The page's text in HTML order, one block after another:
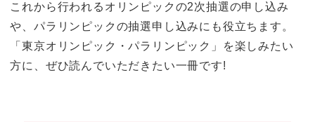
これから行われるオリンピックの2次抽選の申し込み
や、パラリンピックの抽選申し込みにも役立ちます。
「東京オリンピック・パラリンピック」を楽しみたい
方に、ぜひ読んでいただきたい一冊です!